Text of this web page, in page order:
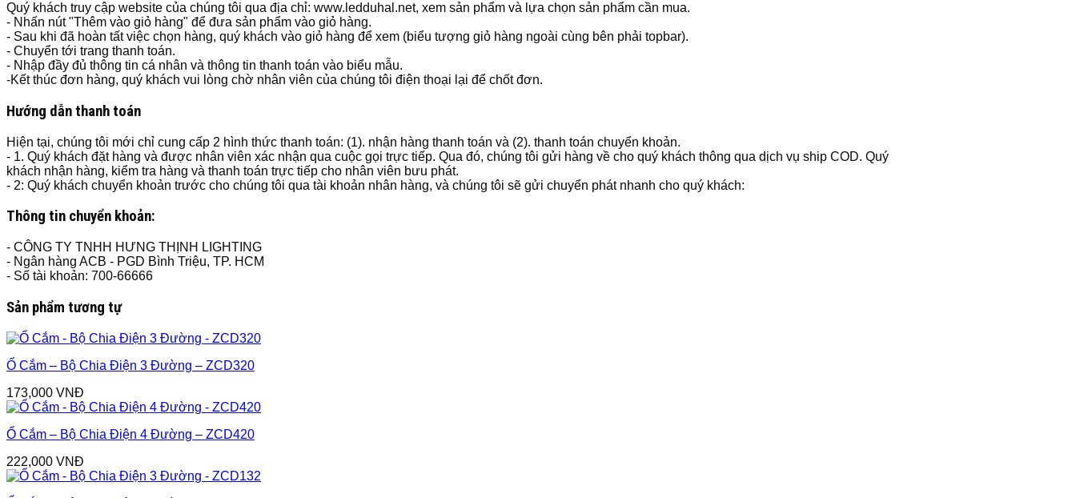
Quý khách truy cập website của chúng tôi qua địa chỉ: www.ledduhal.net, xem sản phẩm và lựa chọn sản phẩm cần mua.
- Nhấn nút "Thêm vào giỏ hàng" để đưa sản phẩm vào giỏ hàng.
- Sau khi đã hoàn tất việc chọn hàng, quý khách vào giỏ hàng để xem (biểu tượng giỏ hàng ngoài cùng bên phải topbar).
- Chuyển tới trang thanh toán.
- Nhập đầy đủ thông tin cá nhân và thông tin thanh toán vào biểu mẫu.
-Kết thúc đơn hàng, quý khách vui lòng chờ nhân viên của chúng tôi điện thoại lại để chốt đơn.
Hướng dẫn thanh toán
Hiện tại, chúng tôi mới chỉ cung cấp 2 hình thức thanh toán: (1). nhận hàng thanh toán và (2). thanh toán chuyển khoản.
- 1. Quý khách đặt hàng và được nhân viên xác nhận qua cuộc gọi trực tiếp. Qua đó, chúng tôi gửi hàng về cho quý khách thông qua dịch vụ ship COD. Quý
khách nhận hàng, kiểm tra hàng và thanh toán trực tiếp cho nhân viên bưu phát.
- 2: Quý khách chuyển khoản trước cho chúng tôi qua tài khoản nhân hàng, và chúng tôi sẽ gửi chuyển phát nhanh cho quý khách:
Thông tin chuyển khoản:
- CÔNG TY TNHH HƯNG THỊNH LIGHTING
- Ngân hàng ACB - PGD Bình Triệu, TP. HCM
- Số tài khoản: 700-66666
Sản phẩm tương tự
Ổ Cắm – Bộ Chia Điện 3 Đường – ZCD320
173,000 VNĐ
Ổ Cắm – Bộ Chia Điện 4 Đường – ZCD420
222,000 VNĐ